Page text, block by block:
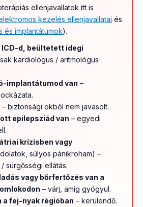
ellenjavallatok itt is
kezelés ellenjavallatai és
és implantátumok).
d, beültetett idegi
kardiológus / aritmológus
implantátumod van –
– biztonsági okból nem javasolt.
epilepsziád van – egyedi
krízisben vagy
súlyos pánikroham) –
sürgősségi ellátás.
vagy bőrfertőzés van a
– várj, amíg gyógyul.
a fej-nyak régióban – kerülendő.